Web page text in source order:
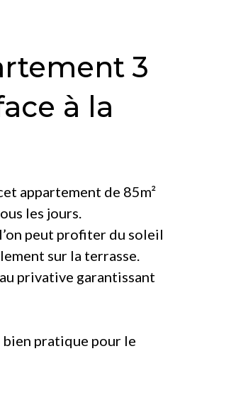
3
à la
appartement de 85m²
les jours.
peut profiter du soleil
sur la terrasse.
privative garantissant
bien pratique pour le